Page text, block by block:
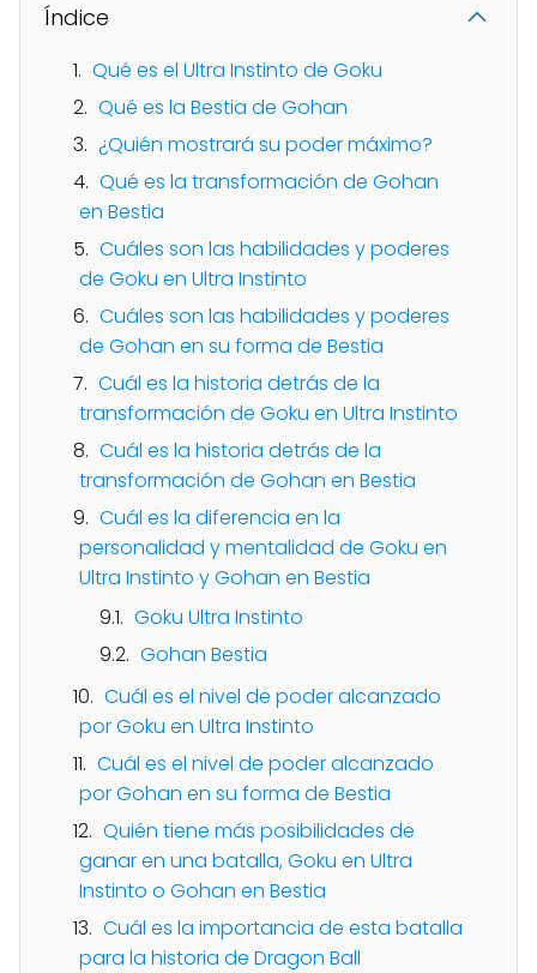
Índice
Qué es el Ultra Instinto de Goku
Qué es la Bestia de Gohan
¿Quién mostrará su poder máximo?
Qué es la transformación de Gohan
en Bestia
Cuáles son las habilidades y poderes
de Goku en Ultra Instinto
Cuáles son las habilidades y poderes
de Gohan en su forma de Bestia
Cuál es la historia detrás de la
transformación de Goku en Ultra Instinto
Cuál es la historia detrás de la
transformación de Gohan en Bestia
Cuál es la diferencia en la
personalidad y mentalidad de Goku en
Ultra Instinto y Gohan en Bestia
Goku Ultra Instinto
Gohan Bestia
Cuál es el nivel de poder alcanzado
por Goku en Ultra Instinto
Cuál es el nivel de poder alcanzado
por Gohan en su forma de Bestia
Quién tiene más posibilidades de
ganar en una batalla, Goku en Ultra
Instinto o Gohan en Bestia
Cuál es la importancia de esta batalla
para la historia de Dragon Ball